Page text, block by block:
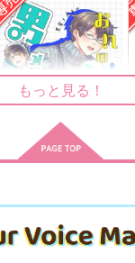
あみだ野郎
715円（税込）
迅悠一×三雲修
ネの男メイドだった件
天井の蜘蛛といりこ
472
もっと見る！